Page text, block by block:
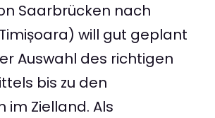
Saarbrücken nach
will gut geplant
Auswahl des richtigen
bis zu den
im Zielland. Als